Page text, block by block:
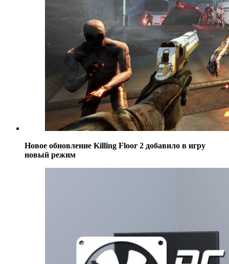
Новое обновление Killing Floor 2 добавило в игру
новый режим